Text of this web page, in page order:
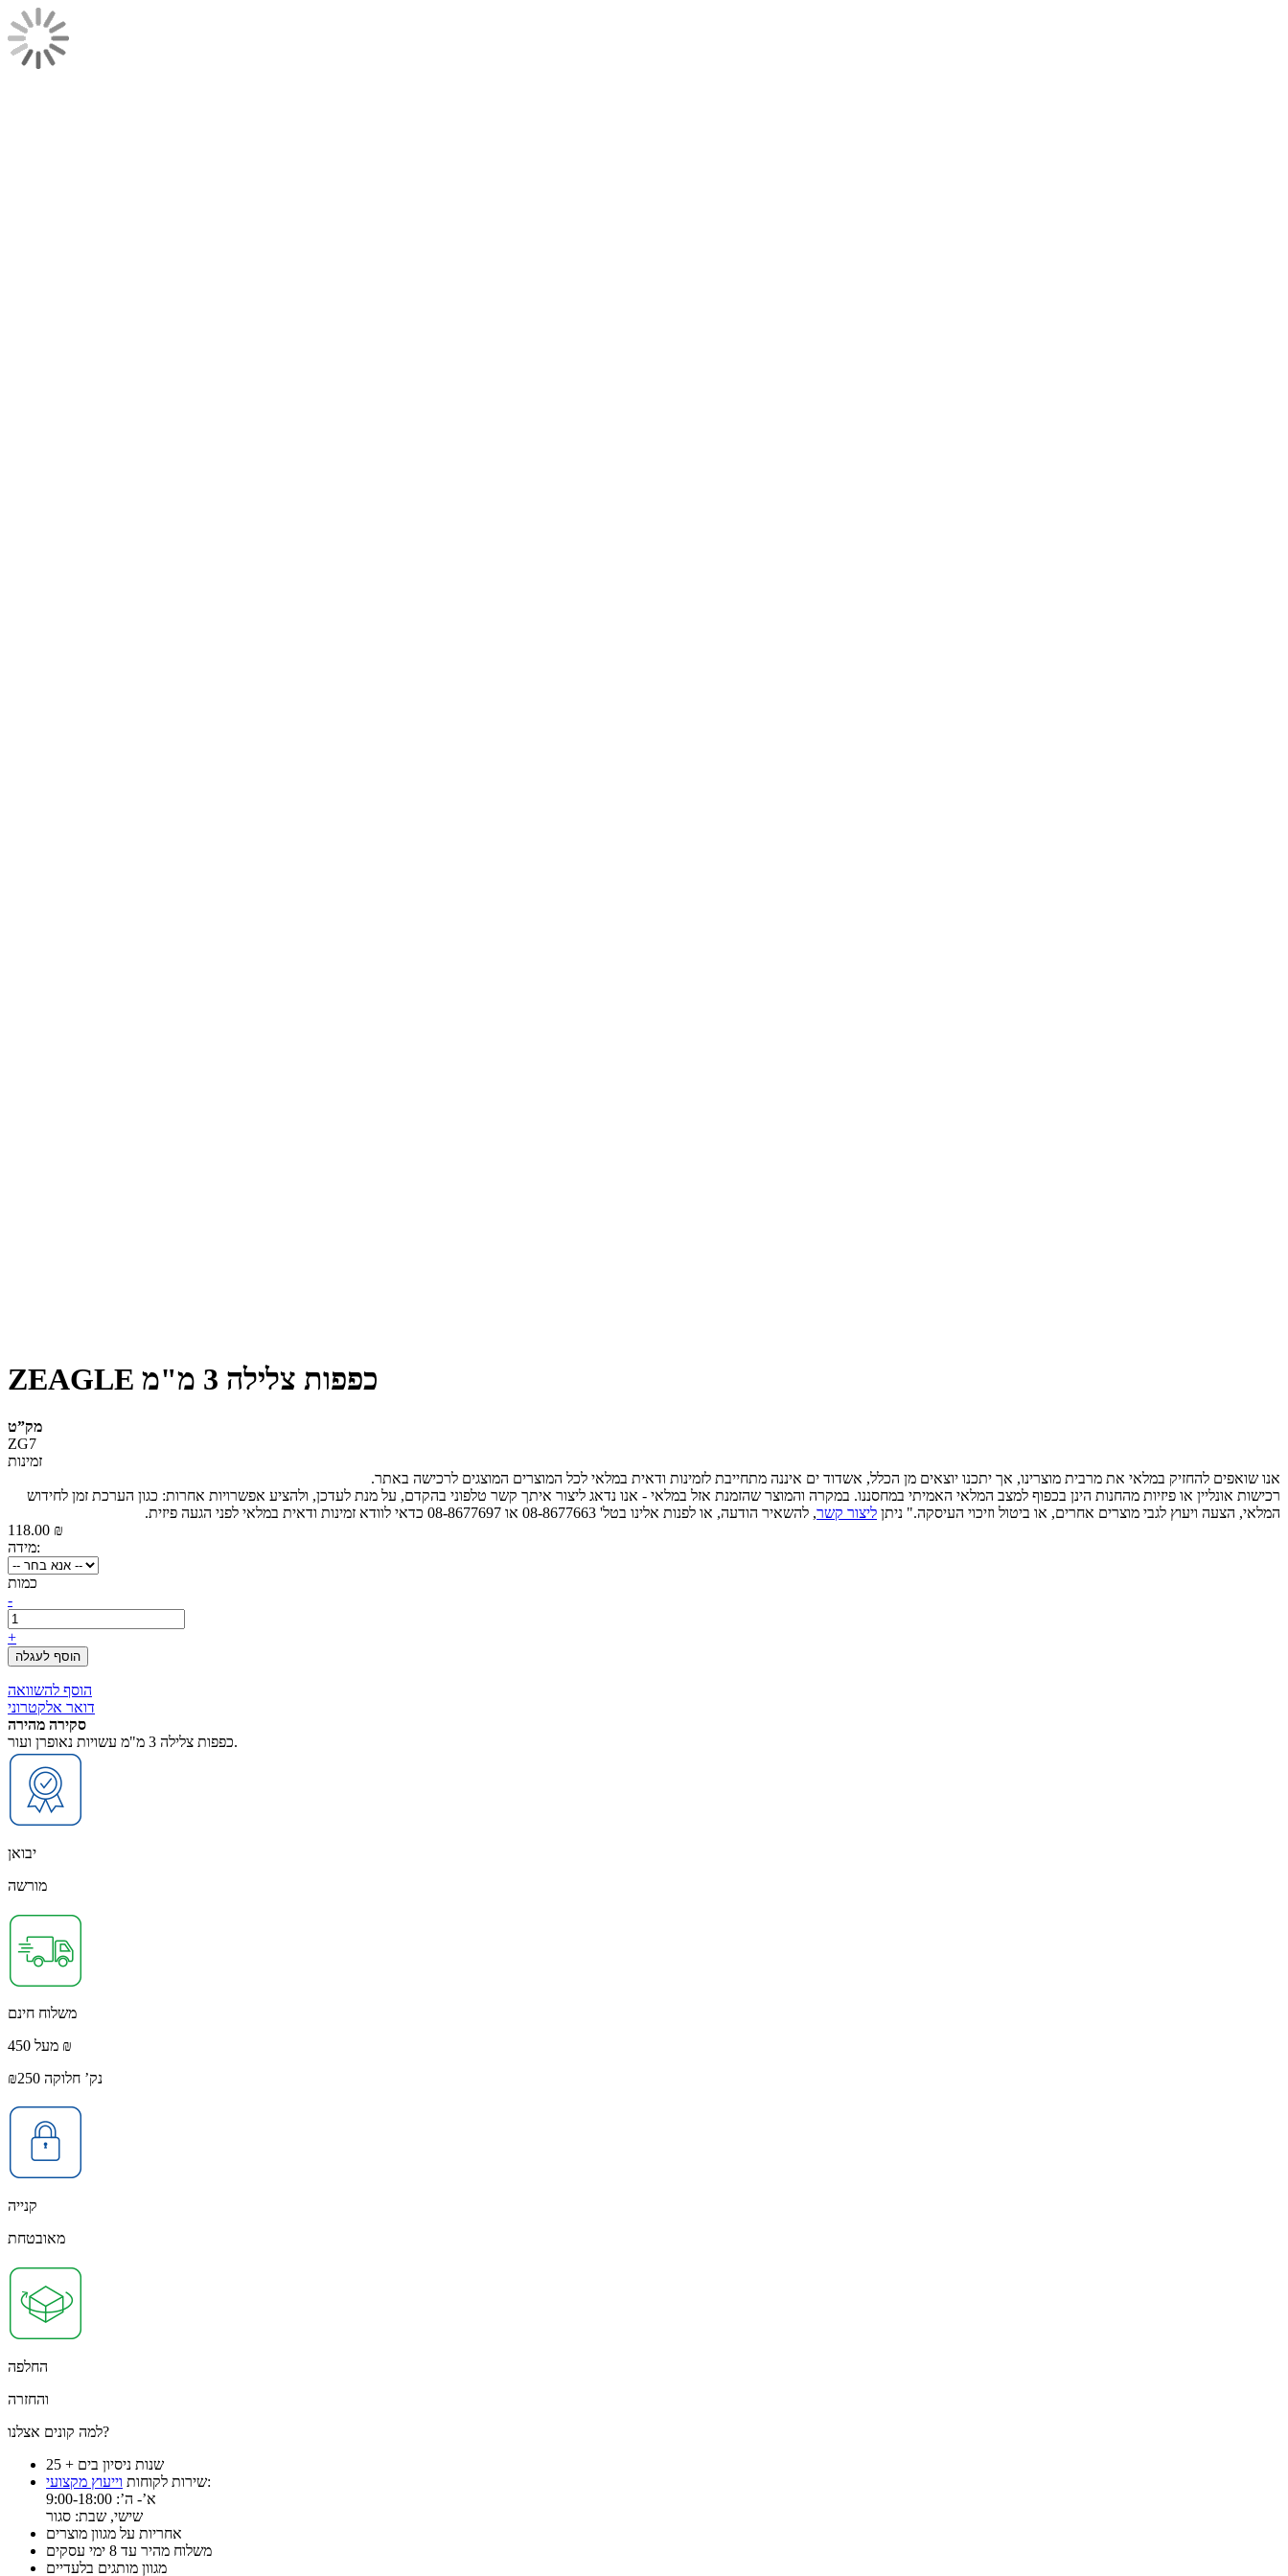
ZEAGLE כפפות צלילה 3 מ"מ
מק”ט
ZG7
זמינות
אנו שואפים להחזיק במלאי את מרבית מוצרינו, אך יתכנו יוצאים מן הכלל, אשדוד ים איננה מתחייבת לזמינות ודאית במלאי לכל המוצרים המוצגים לרכישה באתר.
רכישות אונליין או פיזיות מהחנות הינן בכפוף למצב המלאי האמיתי במחסננו. במקרה והמוצר שהזמנת אזל במלאי - אנו נדאג ליצור איתך קשר טלפוני בהקדם, על מנת לעדכן, ולהציע אפשרויות אחרות: כגון הערכת זמן לחידוש
המלאי, הצעה ויעוץ לגבי מוצרים אחרים, או ביטול וזיכוי העיסקה." ניתן ליצור קשר, להשאיר הודעה, או לפנות אלינו בטל' 08-8677663 או 08-8677697 כדאי לוודא זמינות ודאית במלאי לפני הגעה פיזית.
118.00 ₪
מידה:
כמות
-
+
הוסף לעגלה
הוסף להשוואה
דואר אלקטרוני
סקירה מהירה
כפפות צלילה 3 מ"מ עשויות נאופרן ועור.
יבואן
מורשה
משלוח חינם
מעל 450 ₪
נק’ חלוקה ₪250
קנייה
מאובטחת
החלפה
והחזרה
למה קונים אצלנו?
25 + שנות ניסיון בים
שירות לקוחות וייעוץ מקצועי
:
א’- ה’: 9:00-18:00
שישי, שבת: סגור
אחריות על מגוון מוצרים
משלוח מהיר עד 8 ימי עסקים
מגוון מותגים בלעדיים